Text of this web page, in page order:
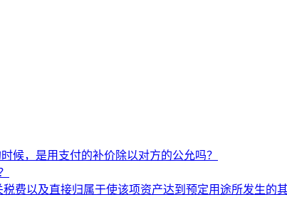
候，是用支付的补价除以对方的公允吗？
费以及直接归属于使该项资产达到预定用途所发生的